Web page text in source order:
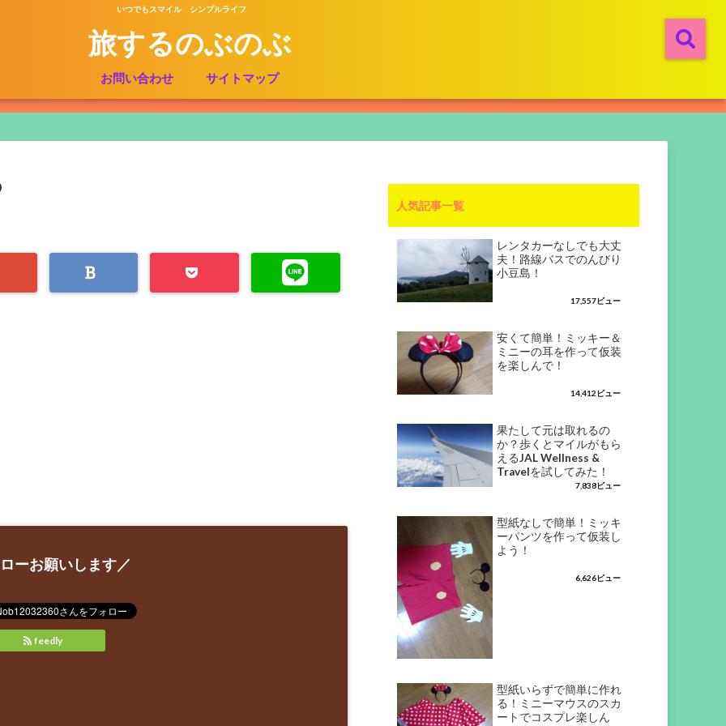
いつでもスマイル シンプルライフ
旅するのぶのぶ
お問い合わせ サイトマップ
ーお願いします／
feedly
人気記事一覧
レンタカーなしでも大丈
夫！路線バスでのんびり
小豆島！
17,557ビュー
安くて簡単！ミッキー＆
ミニーの耳を作って仮装
を楽しんで！
14,412ビュー
果たして元は取れるの
か？歩くとマイルがもら
えるJAL Wellness &
Travelを試してみた！
7,838ビュー
型紙なしで簡単！ミッキ
ーパンツを作って仮装し
よう！
6,626ビュー
型紙いらずで簡単に作れ
る！ミニーマウスのスカ
ートでコスプレ楽しん